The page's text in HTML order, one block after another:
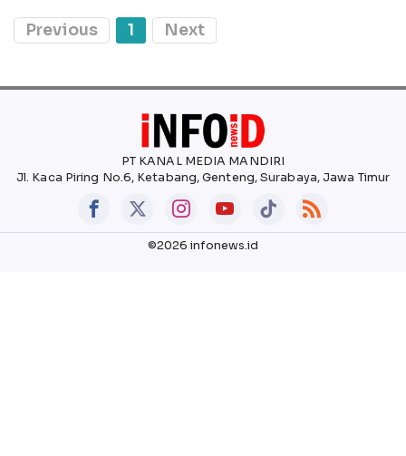
Previous 1 Next
PT KANAL MEDIA MANDIRI
Jl. Kaca Piring No.6, Ketabang, Genteng, Surabaya, Jawa Timur
©2026 infonews.id